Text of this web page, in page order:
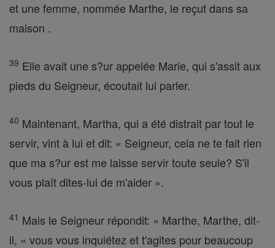
et une femme, nommée Marthe, le reçut dans sa
maison .
39 Elle avait une s?ur appelée Marie, qui s'assit aux
pieds du Seigneur, écoutait lui parler.
40 Maintenant, Martha, qui a été distrait par tout le
servir, vint à lui et dit: « Seigneur, cela ne te fait rien
que ma s?ur est me laisse servir toute seule? S'il
vous plaît dites-lui de m'aider ».
41 Mais le Seigneur répondit: « Marthe, Marthe, dit-
il, « vous vous inquiétez et t'agites pour beaucoup